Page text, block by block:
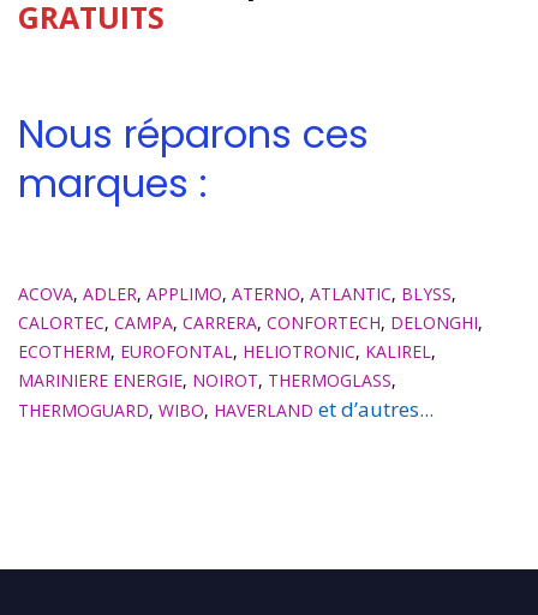
GRATUITS
Nous réparons ces
marques :
ACOVA, ADLER, APPLIMO, ATERNO, ATLANTIC, BLYSS,
CALORTEC, CAMPA, CARRERA, CONFORTECH, DELONGHI,
ECOTHERM, EUROFONTAL , HELIOTRONIC, KALIREL ,
MARINIERE ENERGIE, NOIROT, THERMOGLASS,
THERMOGUARD, WIBO, HAVERLAND et d’autres...